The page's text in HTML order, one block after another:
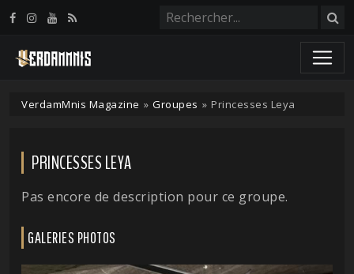
VerdamMnis Magazine » Groupes » Princesses Leya
PRINCESSES LEYA
Pas encore de description pour ce groupe.
GALERIES PHOTOS
Panneau de gestion des cookies